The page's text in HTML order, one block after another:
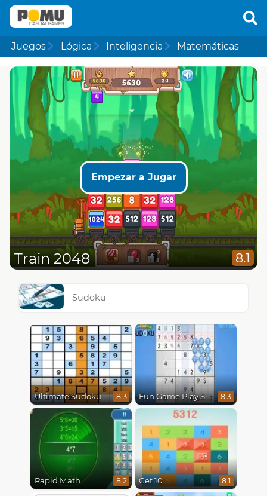
Juegos Lógica Inteligencia Matemáticas
Empezar a Jugar
Train 2048 8.1
Sudoku
Ultimate Sudoku 8.3 Fun Game Play Sudoku 8.3
Rapid Math 8.2 Get 10 8.1